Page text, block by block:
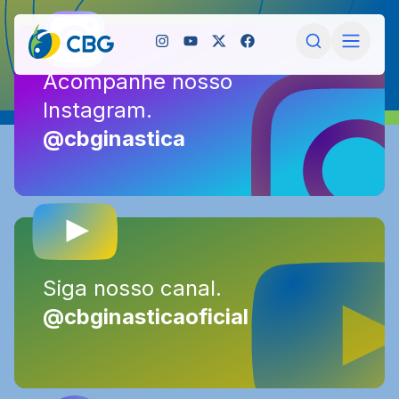
Acompanhe nosso
Instagram.
@cbginastica
Acompanhe nosso
Instagram.
@cbginastica
Siga nosso canal.
@cbginasticaoficial
Siga nosso canal.
@cbginasticaoficial